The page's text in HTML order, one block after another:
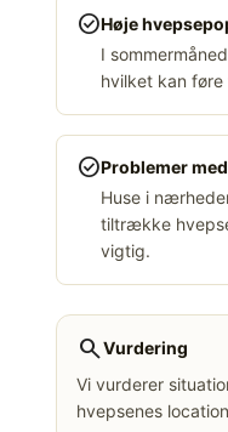
check_circleHøje
I
hvilket kan
check_circleProblemer
Huse i
tiltrække
vigtig.
searchVurdering
Vi vurderer
hvepsenes